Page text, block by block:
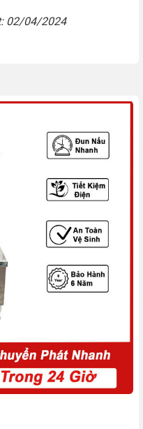
02/04/2024